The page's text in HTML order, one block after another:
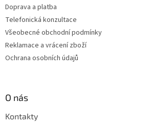
Doprava a platba
Telefonická konzultace
Všeobecné obchodní podmínky
Reklamace a vrácení zboží
Ochrana osobních údajů
O nás
Kontakty